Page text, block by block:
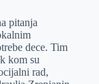
pitanja
dece. Tim
kom su
rad,